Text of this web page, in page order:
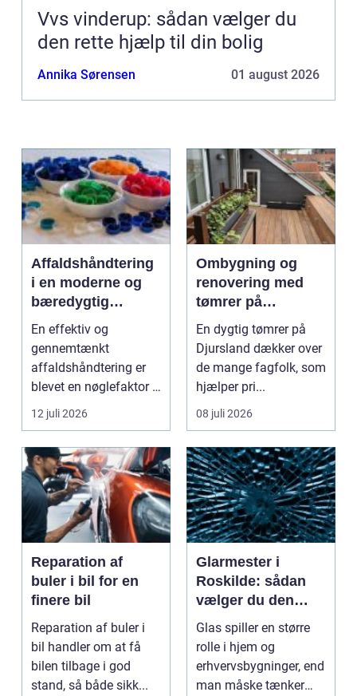
Vvs vinderup: sådan vælger du
den rette hjælp til din bolig
Annika Sørensen 01 august 2026
Affaldshåndtering
i en moderne og
bæredygtig
hverdag
En effektiv og
gennemtænkt
affaldshåndtering er
blevet en nøglefaktor i
den grønne omstilling.
Vi st...
12 juli 2026
Ombygning og
renovering med
tømrer på
Djursland
En dygtig tømrer på
Djursland dækker over
de mange fagfolk, som
hjælper pri...
08 juli 2026
Reparation af
buler i bil for en
finere bil
Reparation af buler i
bil handler om at få
bilen tilbage i god
stand, så både sikk...
Glarmester i
Roskilde: sådan
vælger du den
rette fagmand til
dine glasopgaver
Glas spiller en større
rolle i hjem og
erhvervsbygninger, end
man måske tænker